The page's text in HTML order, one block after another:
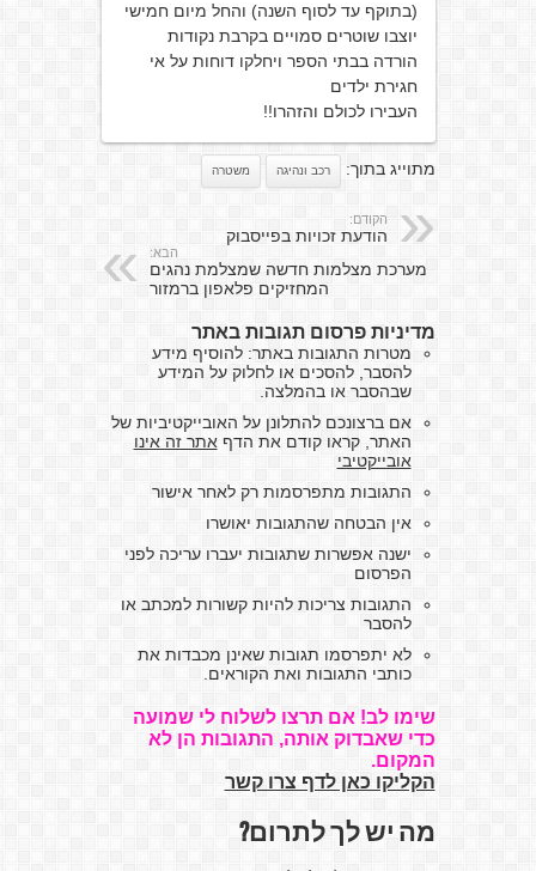
(בתוקף עד לסוף השנה) והחל מיום חמישי
יוצבו שוטרים סמויים בקרבת נקודות
הורדה בבתי הספר ויחלקו דוחות על אי
חגירת ילדים
העבירו לכולם והזהרו!!
מתוייג בתוך: רכב ונהיגה משטרה
הקודם:
הודעת זכויות בפייסבוק
הבא:
מערכת מצלמות חדשה שמצלמת נהגים
המחזיקים פלאפון ברמזור
מדיניות פרסום תגובות באתר
מטרות התגובות באתר: להוסיף מידע
להסבר, להסכים או לחלוק על המידע
שבהסבר או בהמלצה.
אם ברצונכם להתלונן על האובייקטיביות של
האתר, קראו קודם את הדףאתר זה אינו
אובייקטיבי
התגובות מתפרסמות רק לאחר אישור
אין הבטחה שהתגובות יאושרו
ישנה אפשרות שתגובות יעברו עריכה לפני
הפרסום
התגובות צריכות להיות קשורות למכתב או
להסבר
לא יתפרסמו תגובות שאינן מכבדות את
כותבי התגובות ואת הקוראים.
שימו לב! אם תרצו לשלוח לי שמועה
כדי שאבדוק אותה, התגובות הן לא
המקום.
הקליקו כאן לדף צרו קשר
מה יש לך לתרום?